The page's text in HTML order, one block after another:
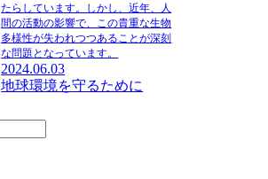
たらしています。しかし、近年、人
間の活動の影響で、この貴重な生物
多様性が失われつつあることが深刻
な問題となっています。
2024.06.03
地球環境を守るために